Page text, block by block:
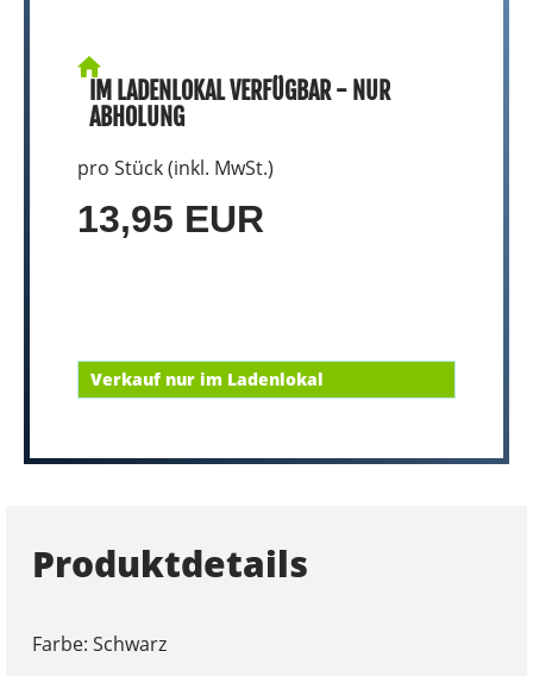
IM LADENLOKAL VERFÜGBAR - NUR
ABHOLUNG
pro Stück (inkl. MwSt.)
13,95 EUR
Verkauf nur im Ladenlokal
Produktdetails
Farbe: Schwarz